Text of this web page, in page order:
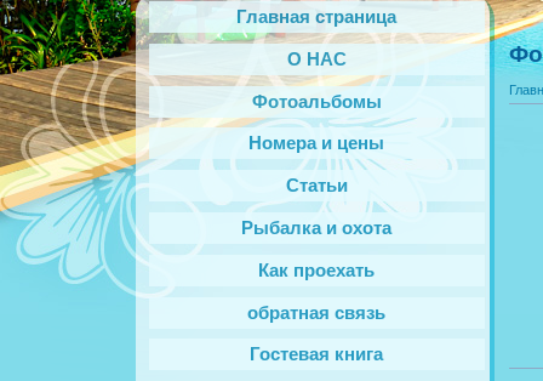
Главная страница
О НАС
Фотоальбомы
Номера и цены
Статьи
Рыбалка и охота
Как проехать
обратная связь
Гостевая книга